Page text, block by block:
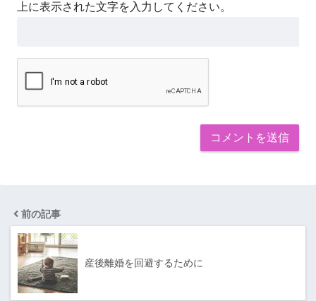
上に表示された文字を入力してください。
前の記事
産後離婚を回避するために